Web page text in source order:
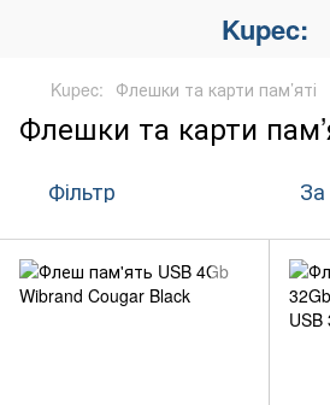
Kupec:
Kupec: Флешки та карти пам’яті
Флешки та карти
Фільтр